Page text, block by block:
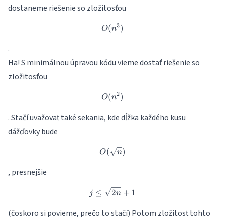
dostaneme riešenie so zložitosťou
O(n^3)
O(n3)
.
Ha! S minimálnou úpravou kódu vieme dostať riešenie so
zložitosťou
O(n^2)
O(n2)
. Stačí uvažovať také sekania, kde dĺžka každého kusu
dážďovky bude
O(\sqrt{n})
O( n)
, presnejšie
j\leq \sqrt{2n}+1
j ≤ 2n + 1
(čoskoro si povieme, prečo to stačí) Potom zložitosť tohto